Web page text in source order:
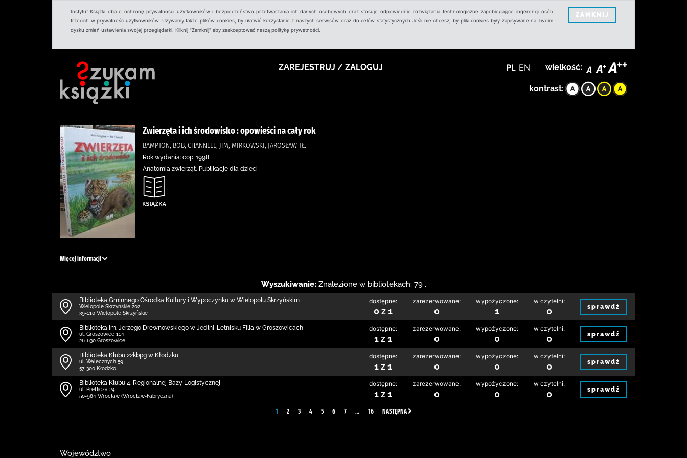
Instytut Książki dba o ochronę prywatności użytkowników i bezpieczeństwo przetwarzania ich danych osobowych oraz stosuje odpowiednie rozwiązania technologiczne zapobiegające ingerencji osób
trzecich w prywatność użytkowników. Używamy także plików cookies, by ułatwić korzystanie z naszych serwisów oraz do celów statystycznych.Jeśli nie chcesz, by pliki cookies były zapisywane na Twoim
dysku zmień ustawienia swojej przeglądarki. Kliknij "Zamknij" aby zaakceptować naszą politykę prywatności.
ZAMKNIJ
ZAREJESTRUJ / ZALOGUJ PL EN wielkość:
kontrast:
Zwierzęta i ich środowisko : opowieści na cały rok
BAMPTON, BOB, CHANNELL, JIM, MIRKOWSKI, JAROSŁAW TŁ.
Rok wydania: cop. 1998
Anatomia zwierząt, Publikacje dla dzieci
Więcej informacji
Wyszukiwanie: Znalezione w bibliotekach: 79 .
Biblioteka Gminnego Ośrodka Kultury i Wypoczynku w Wielopolu Skrzyńskim
Wielopole Skrzyńskie 202
39-110 Wielopole Skrzyńskie
dostępne:
0 z 1
zarezerwowane:
0
wypożyczone:
1
w czytelni:
0 sprawdź
Biblioteka im. Jerzego Drewnowskiego w Jedlni-Letnisku Filia w Groszowicach
ul. Groszowice 114
26-630 Groszowice
dostępne:
1 z 1
zarezerwowane:
0
wypożyczone:
0
w czytelni:
0 sprawdź
Biblioteka Klubu 22kbpg w Kłodzku
ul. Walecznych 59
57-300 Kłodzko
dostępne:
1 z 1
zarezerwowane:
0
wypożyczone:
0
w czytelni:
0 sprawdź
Biblioteka Klubu 4. Regionalnej Bazy Logistycznej
ul. Pretficza 24
50-984 Wrocław (Wrocław-Fabryczna)
dostępne:
1 z 1
zarezerwowane:
0
wypożyczone:
0
w czytelni:
0 sprawdź
1 2 3 4 5 6 7 … 16 NASTĘPNA
Województwo